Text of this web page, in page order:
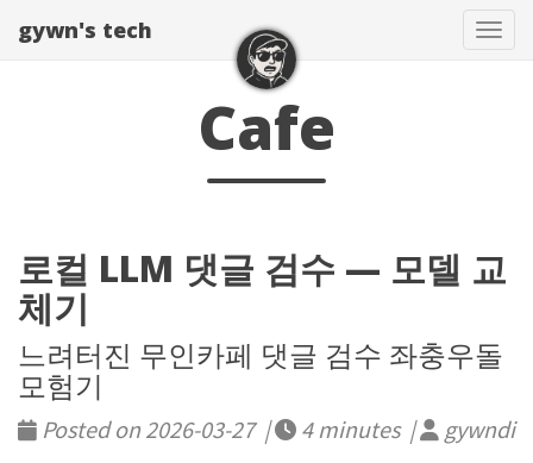
gywn's tech
Cafe
로컬 LLM 댓글 검수 — 모델 교
체기
느려터진 무인카페 댓글 검수 좌충우돌
모험기
Posted on 2026-03-27 | 4 minutes | gywndi